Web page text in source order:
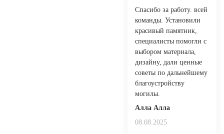
Спасибо за работу. всей
команды. Установили
красивый памятник,
специалисты помогли с
выбором материала,
дизайну, дали ценные
советы по дальнейшему
благоустройству
могилы.
Алла Алла
08.08.2025